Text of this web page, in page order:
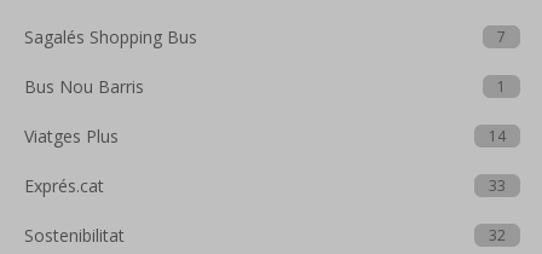
Sagalés Shopping Bus 7
Bus Nou Barris 1
Viatges Plus 14
Exprés.cat 33
Sostenibilitat 32